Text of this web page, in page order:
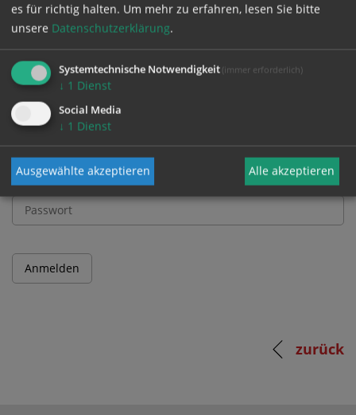
Bitte melden Sie sich mit Ihrem Benutzernamen
und Passwort an.
Benutzername
Passwort
zurück
es für richtig halten. Um mehr zu erfahren, lesen Sie bitte
unsere Datenschutzerklärung.
Systemtechnische Notwendigkeit (immer erforderlich)
↓ 1 Dienst
Social Media
↓ 1 Dienst
Ausgewählte akzeptieren Alle akzeptieren